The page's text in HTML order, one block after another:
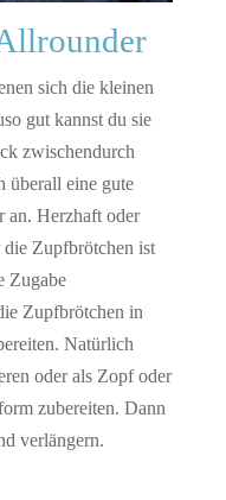
sich die kleinen
gut kannst du sie
zwischendurch
überall eine gute
an. Herzhaft oder
Zupfbrötchen ist
Zugabe
Zupfbrötchen in
Natürlich
oder als Zopf oder
zubereiten. Dann
verlängern.